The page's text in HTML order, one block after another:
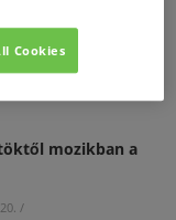
lesz.
mozikban a
/
Cookies